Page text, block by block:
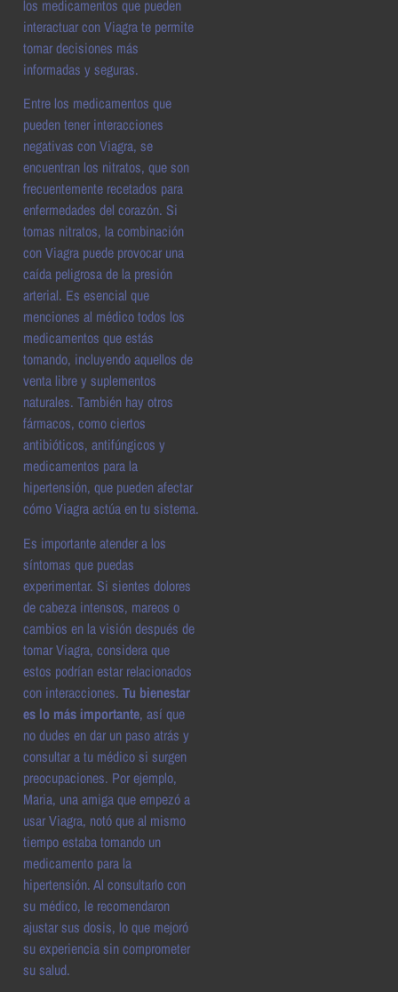
los medicamentos que pueden
interactuar con Viagra te permite
tomar decisiones más
informadas y seguras.
Entre los medicamentos que
pueden tener interacciones
negativas con Viagra, se
encuentran los nitratos, que son
frecuentemente recetados para
enfermedades del corazón. Si
tomas nitratos, la combinación
con Viagra puede provocar una
caída peligrosa de la presión
arterial. Es esencial que
menciones al médico todos los
medicamentos que estás
tomando, incluyendo aquellos de
venta libre y suplementos
naturales. También hay otros
fármacos, como ciertos
antibióticos, antifúngicos y
medicamentos para la
hipertensión, que pueden afectar
cómo Viagra actúa en tu sistema.
Es importante atender a los
síntomas que puedas
experimentar. Si sientes dolores
de cabeza intensos, mareos o
cambios en la visión después de
tomar Viagra, considera que
estos podrían estar relacionados
con interacciones. Tu bienestar
es lo más importante, así que
no dudes en dar un paso atrás y
consultar a tu médico si surgen
preocupaciones. Por ejemplo,
Maria, una amiga que empezó a
usar Viagra, notó que al mismo
tiempo estaba tomando un
medicamento para la
hipertensión. Al consultarlo con
su médico, le recomendaron
ajustar sus dosis, lo que mejoró
su experiencia sin comprometer
su salud.